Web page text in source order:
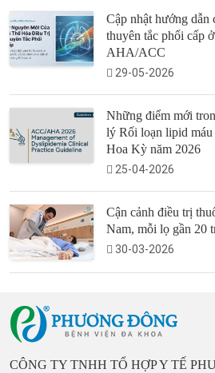
Cập nhật hướng dẫn
thuyên tắc phổi cấp
AHA/ACC
29-05-2026
Những điểm mới
lý Rối loạn lipid
Hoa Kỳ năm 2026
25-04-2026
Cận cảnh điều trị
Nam, mỗi lọ gần 20
30-03-2026
CÔNG TY TNHH TỔ HỢP Y TẾ